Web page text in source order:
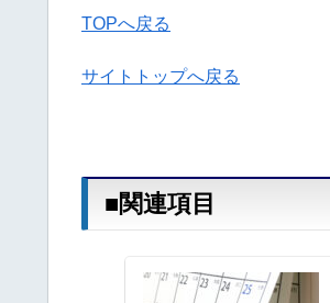
TOPへ戻る
サイトトップへ戻る
■関連項目